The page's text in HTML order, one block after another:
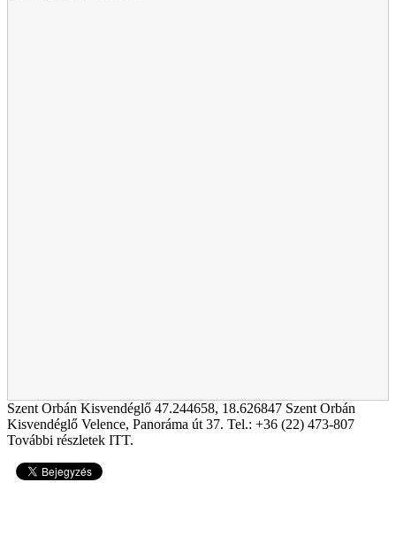
Szent Orbán Kisvendéglő 47.244658, 18.626847 Szent Orbán
Kisvendéglő Velence, Panoráma út 37. Tel.: +36 (22) 473-807
További részletek ITT.